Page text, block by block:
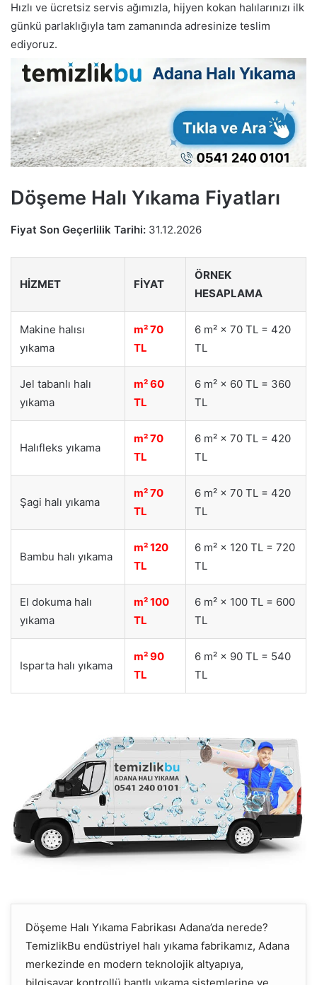
Hızlı ve ücretsiz servis ağımızla, hijyen kokan halılarınızı ilk
günkü parlaklığıyla tam zamanında adresinize teslim
ediyoruz.
Döşeme Halı Yıkama Fiyatları
Fiyat Son Geçerlilik Tarihi: 31.12.2026
HIZMET FIYAT
ÖRNEK
HESAPLAMA
Makine halısı
yıkama
m² 70
TL
6 m² × 70 TL = 420
TL
Jel tabanlı halı
yıkama
m² 60
TL
6 m² × 60 TL = 360
TL
Halıfleks yıkama
m² 70
TL
6 m² × 70 TL = 420
TL
Şagi halı yıkama
m² 70
TL
6 m² × 70 TL = 420
TL
Bambu halı yıkama
m² 120
TL
6 m² × 120 TL = 720
TL
El dokuma halı
yıkama
m² 100
TL
6 m² × 100 TL = 600
TL
Isparta halı yıkama
m² 90
TL
6 m² × 90 TL = 540
TL
Döşeme Halı Yıkama Fabrikası Adana’da nerede?
TemizlikBu endüstriyel halı yıkama fabrikamız, Adana
merkezinde en modern teknolojik altyapıya,
bilgisayar kontrollü bantlı yıkama sistemlerine ve